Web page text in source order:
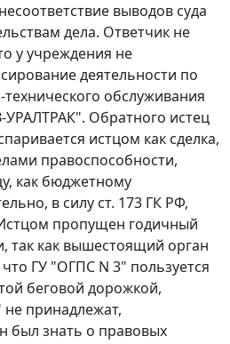
выводов суда
дела. Ответчик не
у учреждения не
деятельности по
обслуживания
Обратного истец
истцом как сделка,
правоспособности,
как бюджетному
в силу ст. 173 ГК РФ,
пропущен годичный
так как вышестоящий орган
ГУ "ОГПС N 3" пользуется
беговой дорожкой,
принадлежат,
был знать о правовых